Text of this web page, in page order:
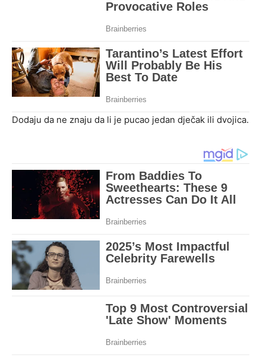
Dodaju da ne znaju da li je pucao jedan dječak ili dvojica.